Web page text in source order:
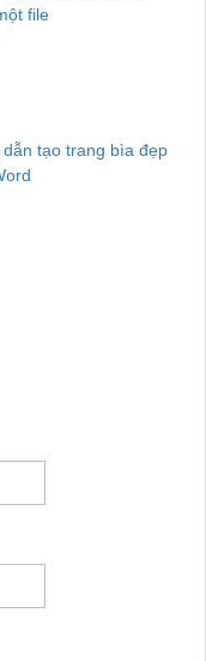
file
tạo trang bìa đẹp